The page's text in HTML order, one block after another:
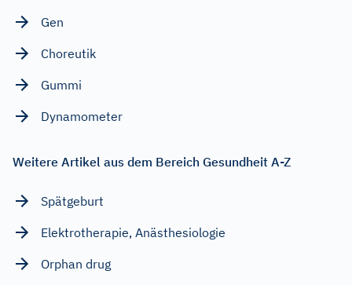
Gen
Choreutik
Gummi
Dynamometer
Weitere Artikel aus dem Bereich Gesundheit A-Z
Spätgeburt
Elektrotherapie, Anästhesiologie
Orphan drug